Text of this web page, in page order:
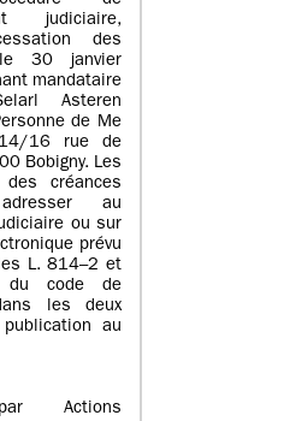
judiciaire,
des
le 30 janvier
mandataire
Asteren
de Me
16 rue de
Bobigny. Les
des créances
au
ou sur
prévu
L. 814–2 et
du code de
les deux
au
Actions